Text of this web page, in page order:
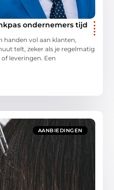
ondernemers tijd
vol aan klanten,
telt, zeker als je regelmatig
leveringen. Een
AANBIEDINGEN